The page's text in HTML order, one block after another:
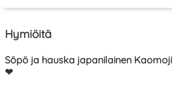
Hymiöitä
Söpö ja hauska japanilainen Kaomoji
❤